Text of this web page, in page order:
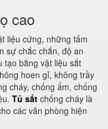
cao
liệu cứng, những tấm
sự chắc chắn, độ an
tạo bằng vật liệu sắt
hoen gỉ, không trầy
cháy, chống ẩm, chống
Tủ sắt chống cháy là
các văn phòng hiện